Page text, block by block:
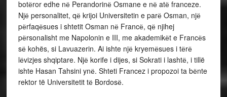
botёror edhe nё Perandorinё Osmane e nё atё franceze.
Njё personalitet, qё krijoi Universitetin e parё Osman, njё
pёrfaqёsues i shtetit Osman nё Francё, qё njihej
pёrsonalisht me Napolonin e III, me akademikёt e Francёs
sё kohës, si Lavuazerin. Ai ishte njё kryemёsues i tёrё
lёvizjes shqiptare. Njё korife i dijes, si Sokrati i lashtё, i tillë
ishte Hasan Tahsini ynё. Shteti Francez i propozoi ta bёnte
rektor të Universitetit tё Bordosё.